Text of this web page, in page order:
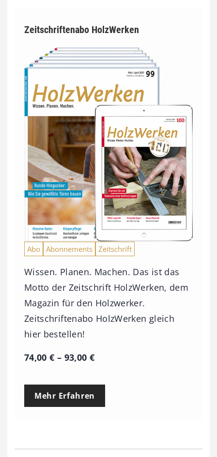
Zeitschriftenabo HolzWerken
Abo Abonnements Zeitschrift
Wissen. Planen. Machen. Das ist das
Motto der Zeitschrift HolzWerken, dem
Magazin für den Holzwerker.
Zeitschriftenabo HolzWerken gleich
hier bestellen!
74,00€ – 93,00 €P
e
p
Mehr Erfahren